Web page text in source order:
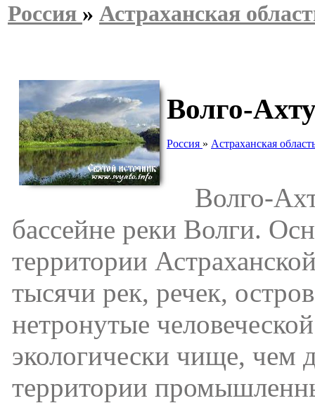
Россия » Астраханская
Волго-
Россия » Астраханская
Волго-
бассейне реки Волги.
территории
тысячи рек, речек,
нетронутые
экологически чище, чем
территории